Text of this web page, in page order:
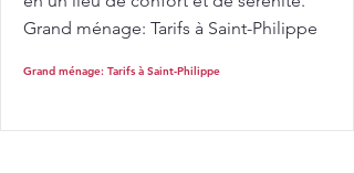
Grand ménage: Tarifs à Saint-Philippe
Grand ménage: Tarifs à Saint-Philippe